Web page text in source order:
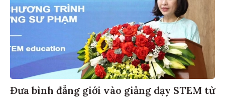
Đưa bình đẳng giới vào giảng dạy STEM từ